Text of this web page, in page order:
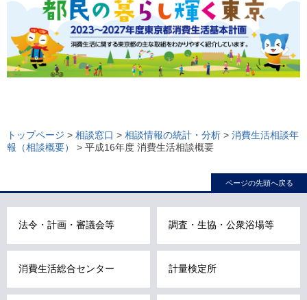
ー
カ
で
トップページ > 相談窓口 > 相談情報の統計・分析 > 消費生活相談年
報（相談概要）
> 平成16年度 消費生活相談概要
ページの先頭へ戻る
法令・計画・審議会等 調査・生協・公衆浴場等
消費生活総合センター 計量検定所